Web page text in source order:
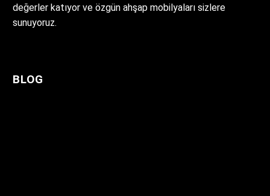
değerler katıyor ve özgün ahşap mobilyaları sizlere
sunuyoruz.
BLOG